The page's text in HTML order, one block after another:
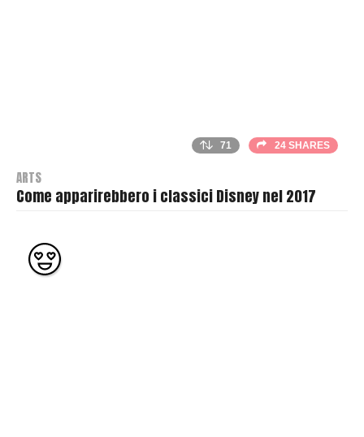
71 24 SHARES
ARTS
Come apparirebbero i classici Disney nel 2017